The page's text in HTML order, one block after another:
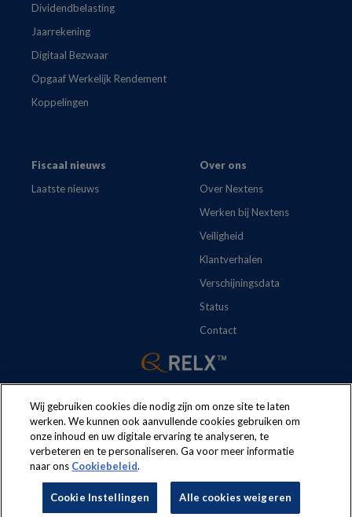
Dividendbelasting
Jaarrekening
Digitaal Bezwaar
Opgaaf Werkelijk Rendement
Koppelingen
Fiscaal nieuws
Laatste nieuws
Over ons
Over Nextens
Werken bij Nextens
Veiligheid
Klantverhalen
Verschijningsdata
Status
Contact
The following regulations apply to the use of this website:
and conditions
Security
Cookie Instellingen
Wij gebruiken cookies die nodig zijn om onze site te laten
werken. We kunnen ook aanvullende cookies gebruiken om
onze inhoud en uw digitale ervaring te analyseren, te
verbeteren en te personaliseren. Ga voor meer informatie
naar ons Cookiebeleid.
Cookie Instellingen Alle cookies weigeren